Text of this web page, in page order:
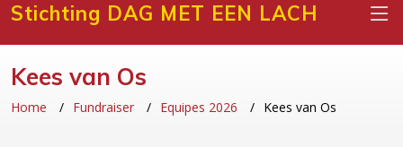
Stichting DAG MET EEN LACH
Kees van Os
Home Fundraiser Equipes 2026 Kees van Os